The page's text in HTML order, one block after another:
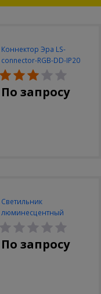
Коннектор Эра LS-
connector-RGB-DD-IP20
(3шт/уп)
По запросу
Светильник
люминесцентный
Navigator NEL-A2-E130-T4-
840/WH
По запросу